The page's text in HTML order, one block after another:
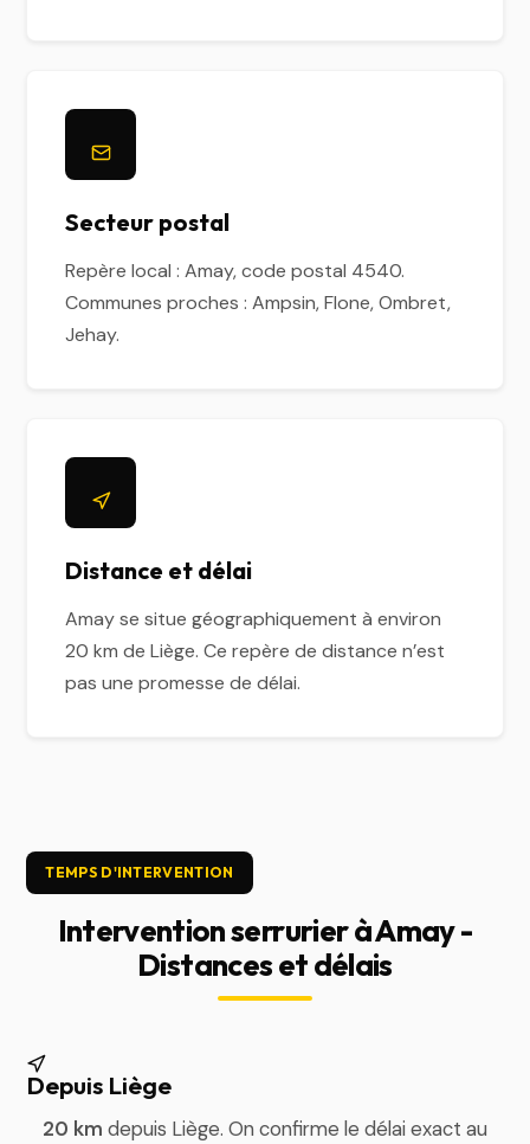
Secteur postal
Repère local : Amay, code postal 4540.
Communes proches : Ampsin, Flone, Ombret,
Jehay.
Distance et délai
Amay se situe géographiquement à environ
20 km de Liège. Ce repère de distance n’est
pas une promesse de délai.
TEMPS D'INTERVENTION
Intervention serrurier à Amay -
Distances et délais
Depuis Liège
20 km depuis Liège. On confirme le délai exact au